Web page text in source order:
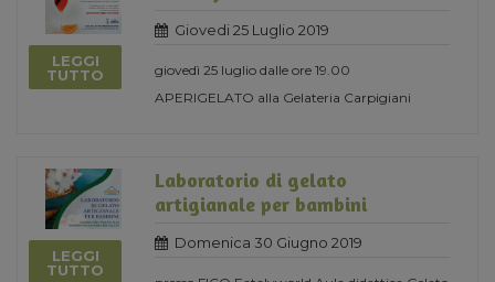
LEGGI
TUTTO
Giovedi 25 Luglio 2019
giovedì 25 luglio dalle ore 19.00
APERIGELATO alla Gelateria Carpigiani
LEGGI
TUTTO
Laboratorio di gelato
artigianale per bambini
Domenica 30 Giugno 2019